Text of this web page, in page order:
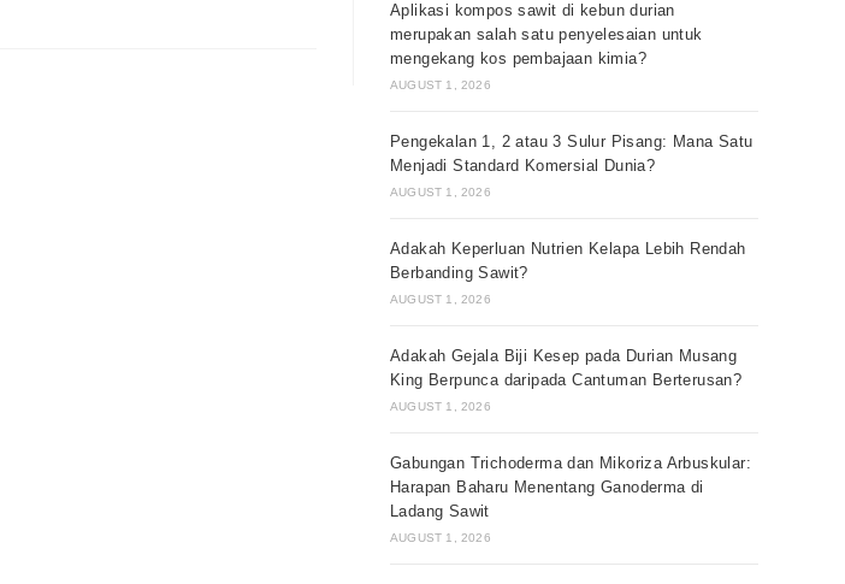
Aplikasi kompos sawit di kebun durian
merupakan salah satu penyelesaian untuk
mengekang kos pembajaan kimia?
AUGUST 1, 2026
Pengekalan 1, 2 atau 3 Sulur Pisang: Mana Satu
Menjadi Standard Komersial Dunia?
AUGUST 1, 2026
Adakah Keperluan Nutrien Kelapa Lebih Rendah
Berbanding Sawit?
AUGUST 1, 2026
Adakah Gejala Biji Kesep pada Durian Musang
King Berpunca daripada Cantuman Berterusan?
AUGUST 1, 2026
Gabungan Trichoderma dan Mikoriza Arbuskular:
Harapan Baharu Menentang Ganoderma di
Ladang Sawit
AUGUST 1, 2026